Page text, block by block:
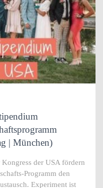
| München)
der USA fördern
Programm den
Experiment ist